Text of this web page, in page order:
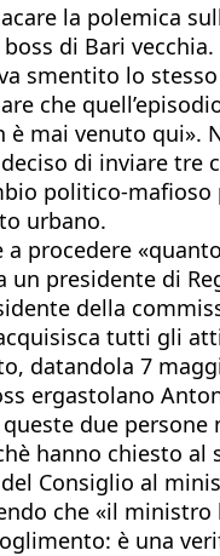
la polemica
di Bari
smentito lo
che
è mai venuto
di inviare tre
politico-
urbano.
procedere
presidente di
della
tutti gli
datandola 7
ergastolano
due persone
hanno chiesto al
Consiglio al
che «il
è una